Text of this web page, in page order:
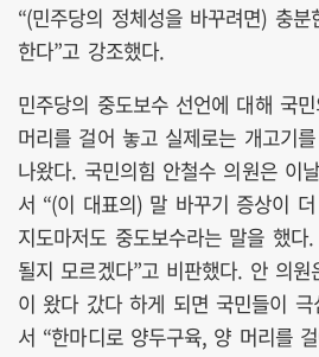
“(민주당의 정체성을 바꾸려면) 충
한다”고 강조했다.
민주당의 중도보수 선언에 대해 국
머리를 걸어 놓고 실제로는 개고기
나왔다. 국민의힘 안철수 의원은 이
서 “(이 대표의) 말 바꾸기 증상이
지도마저도 중도보수라는 말을 했
될지 모르겠다”고 비판했다. 안 의원
이 왔다 갔다 하게 되면 국민들이 극
서 “한마디로 양두구육, 양 머리를